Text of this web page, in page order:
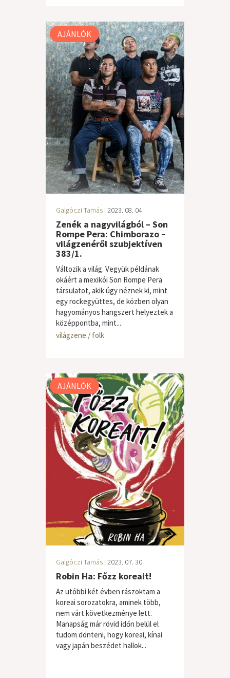
AJÁNLÓK
Galgóczi Tamás | 2023. 08. 04.
Zenék a nagyvilágból – Son
Rompe Pera: Chimborazo –
világzenéről szubjektíven
383/1.
Változik a világ. Vegyük példának
okáért a mexikói Son Rompe Pera
társulatot, akik úgy néznek ki, mint
egy rockegyüttes, de közben olyan
hagyományos hangszert helyeztek a
középpontba, mint...
világzene / folk
AJÁNLÓK
Galgóczi Tamás | 2023. 07. 30.
Robin Ha: Főzz koreait!
Az utóbbi két évben rászoktam a
koreai sorozatokra, aminek több,
nem várt következménye lett.
Manapság már rövid időn belül el
tudom dönteni, hogy koreai, kínai
vagy japán beszédet hallok...